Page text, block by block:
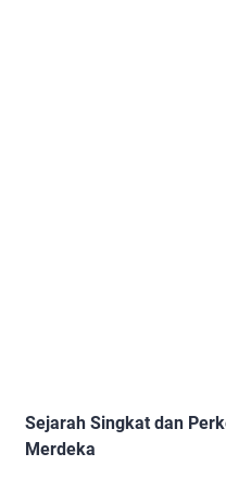
Sejarah Singkat dan
Merdeka